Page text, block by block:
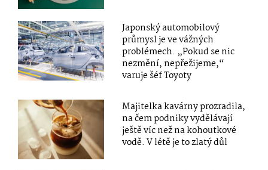
Japonský automobilový
průmysl je ve vážných
problémech. „Pokud se nic
nezmění, nepřežijeme,“
varuje šéf Toyoty
Majitelka kavárny prozradila,
na čem podniky vydělávají
ještě víc než na kohoutkové
vodě. V létě je to zlatý důl